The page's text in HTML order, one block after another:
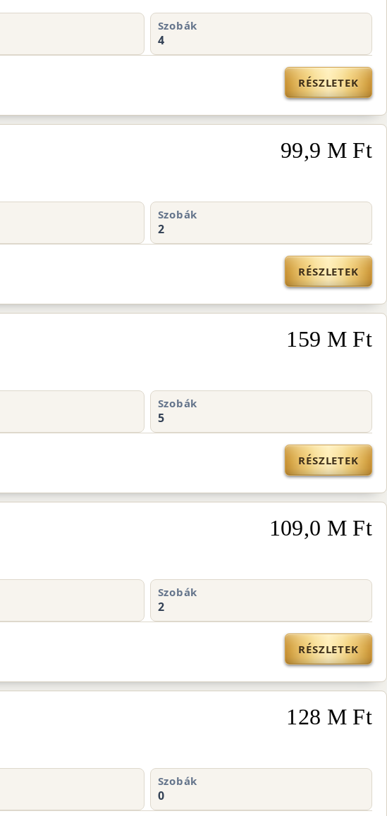
Szobák
4
RÉSZLETEK
99,9 M Ft
Szobák
2
RÉSZLETEK
159 M Ft
Szobák
5
RÉSZLETEK
109,0 M Ft
Szobák
2
RÉSZLETEK
128 M Ft
Szobák
0